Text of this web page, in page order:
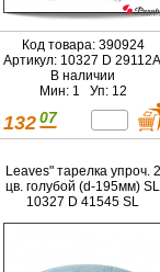
Код товара: 390924
Артикул: 10327 D
В наличии
Мин: 1 Уп: 12
132 07
Leaves" тарелка упроч. 2
цв. голубой (d-195мм) SL
10327 D 41545 SL